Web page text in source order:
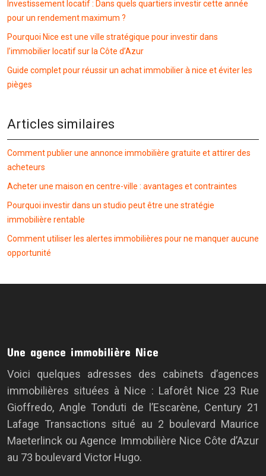
Investissement locatif : Dans quels quartiers investir cette année
pour un rendement maximum ?
Pourquoi Nice est une ville stratégique pour investir dans
l’immobilier locatif sur la Côte d’Azur
Guide complet pour réussir un achat immobilier à nice et éviter les
pièges
Articles similaires
Comment publier une annonce immobilière gratuite et attirer des
acheteurs
Acheter une maison en centre-ville : avantages et contraintes
Pourquoi investir dans un studio peut être une stratégie
immobilière rentable
Comment utiliser les alertes immobilières pour ne manquer aucune
opportunité
Une agence immobilière Nice
Voici quelques adresses des cabinets d’agences
immobilières situées à Nice : Laforêt Nice 23 Rue
Gioffredo, Angle Tonduti de l’Escarène, Century 21
Lafage Transactions situé au 2 boulevard Maurice
Maeterlinck ou Agence Immobilière Nice Côte d’Azur
au 73 boulevard Victor Hugo.